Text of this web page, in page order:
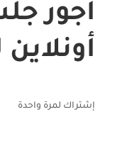
أجور
إشتراك لمرة واحدة